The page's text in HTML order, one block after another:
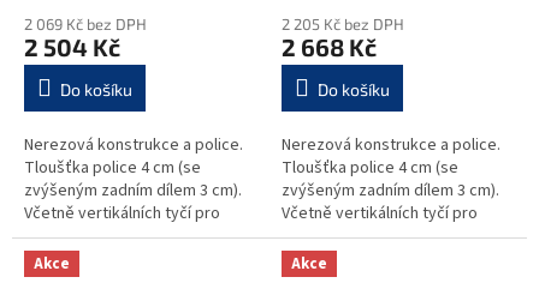
2 069 Kč bez DPH
2 504 Kč
Do košíku
Nerezová konstrukce a police.
Tloušťka police 4 cm (se
zvýšeným zadním dílem 3 cm).
Včetně vertikálních tyčí pro
upevnění na stěnu - výška 35
cm. Police a upevňovací tyče
mohou...
2 205 Kč bez DPH
2 668 Kč
Do košíku
Nerezová konstrukce a police.
Tloušťka police 4 cm (se
zvýšeným zadním dílem 3 cm).
Včetně vertikálních tyčí pro
upevnění na stěnu - výška 35
cm. Police a upevňovací tyče
mohou...
Akce Akce